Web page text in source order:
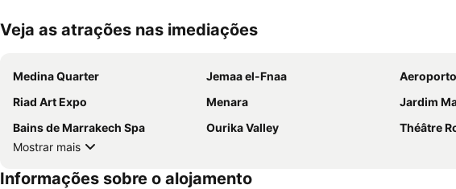
Veja as atrações nas imediações
Medina Quarter Jemaa el-Fnaa
Riad Art Expo
Menara Jardim
Bains de Marrakech Spa
Ourika Valley Théâtre
Mostrar mais
Informações sobre o alojamento